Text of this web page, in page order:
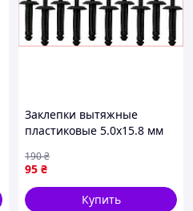
Заклепки вытяжные
пластиковые 5.0x15.8 мм
автомобильных покрытий
10 шт
95 ₴
190₴
Купить